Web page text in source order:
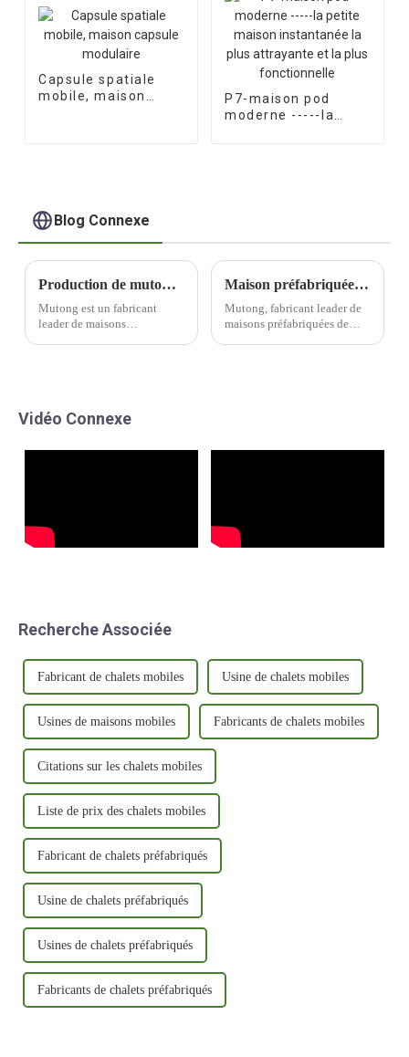
Capsule spatiale
mobile, maison
P7-maison pod
moderne -----la
Blog Connexe
Production de mutong pour maisons préfabriquées - la qualité est toujours la première chose pour nous !
Mutong est un fabricant
leader de maisons
devenu une marque de
Maison préfabriquée de luxe de 28 m² exportée vers la Nouvelle-Zélande
Mutong, fabricant leader de
maisons préfabriquées de
Vidéo Connexe
Recherche Associée
Fabricant de chalets mobiles Usine de chalets mobiles
Usines de maisons mobiles Fabricants de chalets mobiles
Citations sur les chalets mobiles
Liste de prix des chalets mobiles
Fabricant de chalets préfabriqués
Usine de chalets préfabriqués
Usines de chalets préfabriqués
Fabricants de chalets préfabriqués